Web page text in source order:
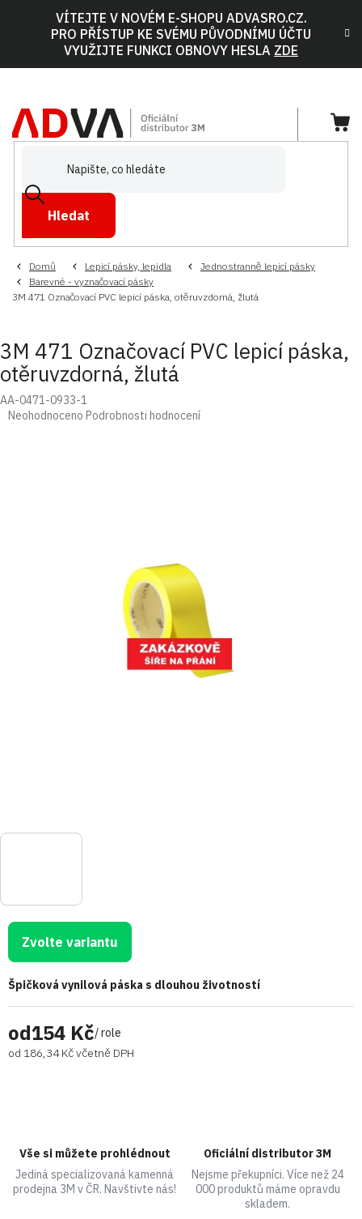
VÍTEJTE V NOVÉM E-SHOPU ADVASRO.CZ.
PRO PŘÍSTUP KE SVÉMU PŮVODNÍMU ÚČTU
VYUŽIJTE FUNKCI OBNOVY HESLA ZDE
Hledat
Domů Lepicí pásky, lepidla
Jednostranně lepicí pásky
Barevné - vyznačovací pásky
3M 471 Označovací PVC lepicí páska, otěruvzdorná, žlutá
3M 471 Označovací PVC lepicí páska,
otěruvzdorná, žlutá
AA-0471-0933-1
Průměrné
Neohodnoceno Podrobnosti hodnocení
od154 Kč/ role
od 186,34 Kčvčetně DPH
Zvolte variantu
Špičková vynilová páska s dlouhou životností
Vše si můžete prohlédnout
Jediná specializovaná kamenná
prodejna 3M v ČR. Navštivte nás!
Oficiální distributor 3M
Nejsme překupníci. Více než 24
000 produktů máme opravdu
skladem.